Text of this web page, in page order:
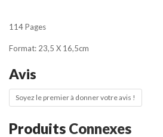
114 Pages
Format: 23,5 X 16,5cm
Avis
Soyez le premier à donner votre avis !
Produits Connexes